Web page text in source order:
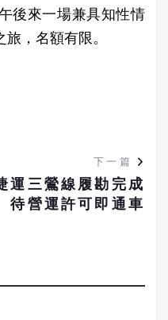
後來一場兼具知性情
，名額有限。
下一篇
運三鶯線履勘完成
待營運許可即通車